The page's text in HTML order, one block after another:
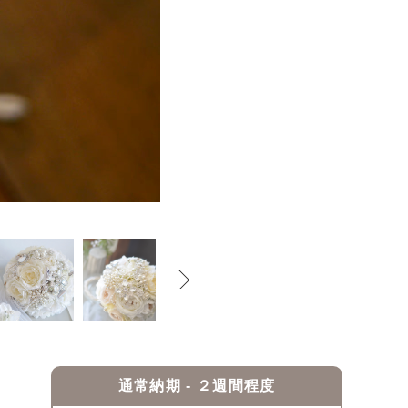
通常納期 - ２週間程度